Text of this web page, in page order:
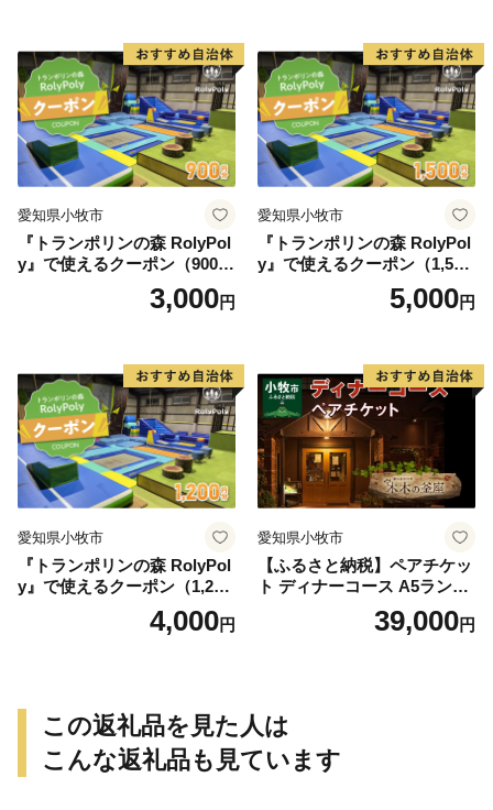
ティー チケット 券 2名様分
お祝 誕生日 記念日 名鉄小牧
ホテル 愛知県 小牧市 送料無
料
愛知県小牧市
『トランポリンの森 RolyPol
y』で使えるクーポン（900
3,000円
愛知県小牧市
『トランポリンの森 RolyPol
y』で使えるクーポン（1,500
5,000円
愛知県小牧市
『トランポリンの森 RolyPol
y』で使えるクーポン（1,200
4,000円
愛知県小牧市
【ふるさと納税】ペアチケッ
ト ディナーコース A5ランク
飛騨牛 コース 記念日 お誕生
日 特別な日 完全個室 ノンア
県 小牧市 送料無料
39,000円
この返礼品を見た人は
こんな返礼品も見ています